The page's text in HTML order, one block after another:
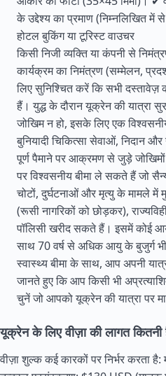
के उद्देश्य का प्रमाण (निम्नलिखित में
होटल बुकिंग या टूरिस्ट वाउचर
किसी निजी व्यक्ति या कंपनी से
कार्यक्रम का निमंत्रण (सम्मेलन,
लिए सुनिश्चित करें कि सभी
हैं। युद्ध के दौरान यूक्रेन की यात्रा
जोखिम न हो, इसके लिए एक
बुनियादी चिकित्सा सेवाओं, निदान
पूर्ण पैमाने पर आक्रमण से जुड़े
पर विश्वसनीय बीमा ले सकते हैं जो
चोटों, दुर्घटनाओं और मृत्यु के मामले में
(रूसी नागरिकों को छोड़कर),
पॉलिसी खरीद सकते हैं। इसमें कोई
साथ 70 वर्ष से अधिक आयु के बुजुर्ग
स्वास्थ्य बीमा के साथ, आप अपनी
जानते हुए कि आप किसी भी
चुनें जो आपको यूक्रेन की यात्रा पर
यूक्रेन के लिए वीज़ा की लागत कितनी
वीज़ा शुल्क कई कारकों पर निर्भर करता